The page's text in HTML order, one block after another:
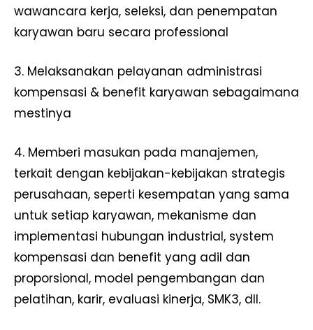
wawancara kerja, seleksi, dan penempatan
karyawan baru secara professional
3. Melaksanakan pelayanan administrasi
kompensasi & benefit karyawan sebagaimana
mestinya
4. Memberi masukan pada manajemen,
terkait dengan kebijakan-kebijakan strategis
perusahaan, seperti kesempatan yang sama
untuk setiap karyawan, mekanisme dan
implementasi hubungan industrial, system
kompensasi dan benefit yang adil dan
proporsional, model pengembangan dan
pelatihan, karir, evaluasi kinerja, SMK3, dll.